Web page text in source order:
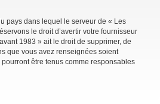
pays dans lequel le serveur de « Les
le droit d’avertir votre fournisseur
1983 » ait le droit de supprimer, de
que vous avez renseignées soient
être tenus comme responsables